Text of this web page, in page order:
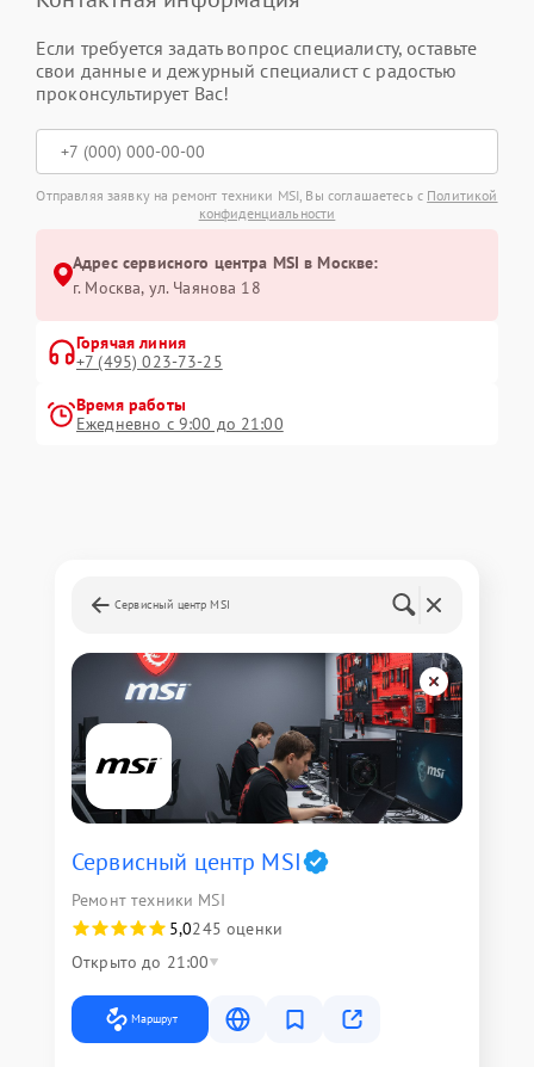
Если требуется задать вопрос специалисту, оставьте
свои данные и дежурный специалист с радостью
проконсультирует Вас!
Отправляя заявку на ремонт техники MSI, Вы соглашаетесь с Политикой
конфиденциальности
Адрес сервисного центра MSI в Москве:
г. Москва, ул. Чаянова 18
Горячая линия
+7 (495) 023-73-25
Время работы
Ежедневно с 9:00 до 21:00
Сервисный центр MSI
Сервисный центр MSI
Ремонт техники MSI
5,0245 оценки
Открыто до 21:00
Маршрут